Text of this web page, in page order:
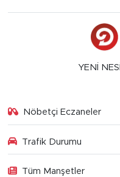
YENİ
Nöbetçi Eczaneler
Trafik Durumu
Tüm Manşetler